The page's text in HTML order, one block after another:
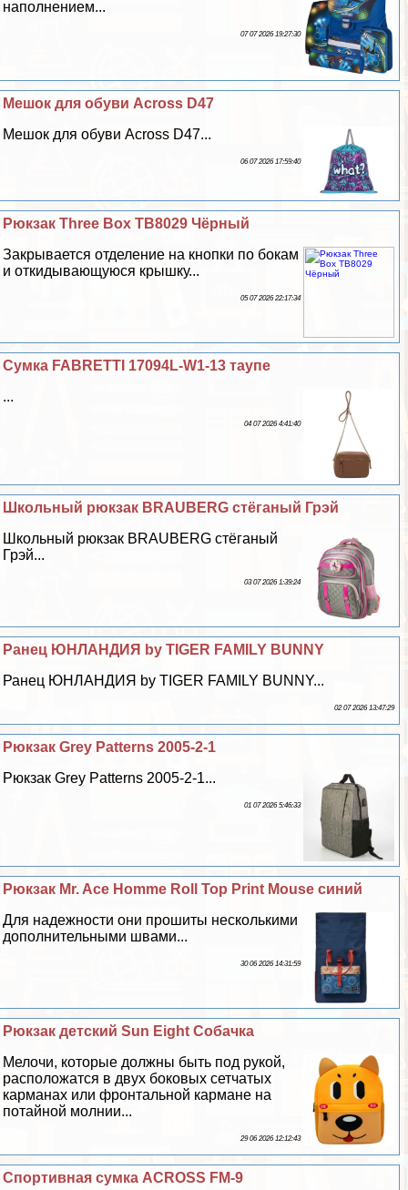
наполнением...
07 07 2026 19:27:30
Мешок для обуви Across D47
Мешок для обуви Across D47...
06 07 2026 17:59:40
Рюкзак Three Box TB8029 Чёрный
Закрывается отделение на кнопки по бокам
и откидывающуюся крышку...
05 07 2026 22:17:34
Сумка FABRETTI 17094L-W1-13 таупе
...
04 07 2026 4:41:40
Школьный рюкзак BRAUBERG стёганый Грэй
Школьный рюкзак BRAUBERG стёганый
Грэй...
03 07 2026 1:39:24
Ранец ЮНЛАНДИЯ by TIGER FAMILY BUNNY
Ранец ЮНЛАНДИЯ by TIGER FAMILY BUNNY...
02 07 2026 13:47:29
Рюкзак Grey Patterns 2005-2-1
Рюкзак Grey Patterns 2005-2-1...
01 07 2026 5:46:33
Рюкзак Mr. Ace Homme Roll Top Print Mouse синий
Для надежности они прошиты несколькими
дополнительными швами...
30 06 2026 14:31:59
Рюкзак детский Sun Eight Собачка
Мелочи, которые должны быть под рукой,
расположатся в двух боковых сетчатых
карманах или фронтальной кармане на
потайной молнии...
29 06 2026 12:12:43
Спортивная сумка ACROSS FM-9